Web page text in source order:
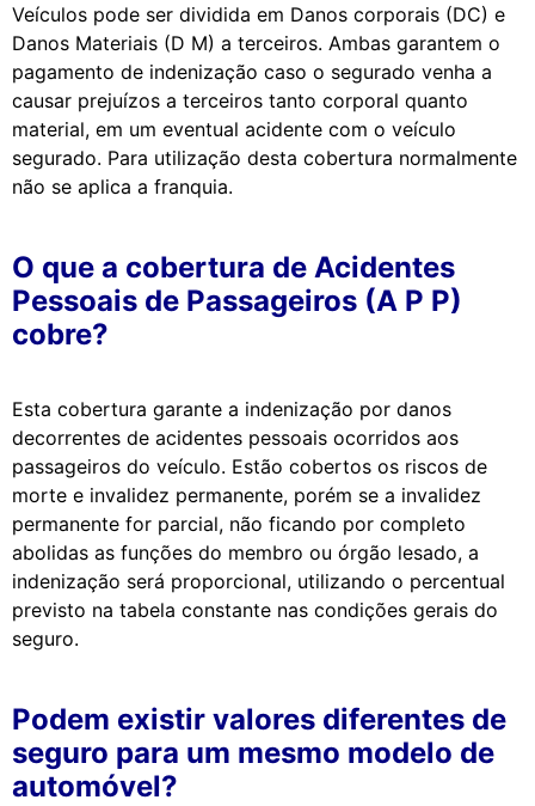
Veículos pode ser dividida em Danos corporais (DC) e
Danos Materiais (D M) a terceiros. Ambas garantem o
pagamento de indenização caso o segurado venha a
causar prejuízos a terceiros tanto corporal quanto
material, em um eventual acidente com o veículo
segurado. Para utilização desta cobertura normalmente
não se aplica a franquia.
O que a cobertura de Acidentes
Pessoais de Passageiros (A P P)
cobre?
Esta cobertura garante a indenização por danos
decorrentes de acidentes pessoais ocorridos aos
passageiros do veículo. Estão cobertos os riscos de
morte e invalidez permanente, porém se a invalidez
permanente for parcial, não ficando por completo
abolidas as funções do membro ou órgão lesado, a
indenização será proporcional, utilizando o percentual
previsto na tabela constante nas condições gerais do
seguro.
Podem existir valores diferentes de
seguro para um mesmo modelo de
automóvel?